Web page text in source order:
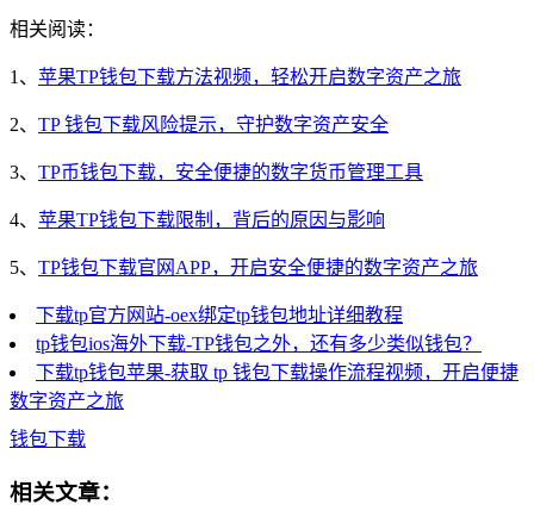
相关阅读：
1、 苹果TP钱包下载方法视频，轻松开启数字资产之旅
2、 TP 钱包下载风险提示，守护数字资产安全
3、 TP币钱包下载，安全便捷的数字货币管理工具
4、 苹果TP钱包下载限制，背后的原因与影响
5、 TP钱包下载官网APP，开启安全便捷的数字资产之旅
下载tp官方网站-oex绑定tp钱包地址详细教程
tp钱包ios海外下载-TP钱包之外，还有多少类似钱包？
下载tp钱包苹果-获取 tp 钱包下载操作流程视频，开启便捷
数字资产之旅
钱包下载
相关文章：